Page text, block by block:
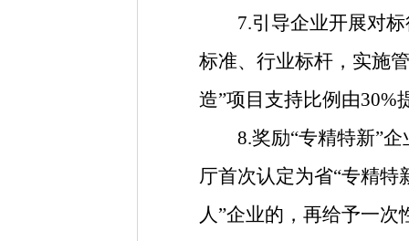
7.引导企业开展对标
标准、行业标杆，实施
造”项目支持比例由30%
8.奖励“专精特新”企
厅首次认定为省“专精特
人”企业的， 再给予一次